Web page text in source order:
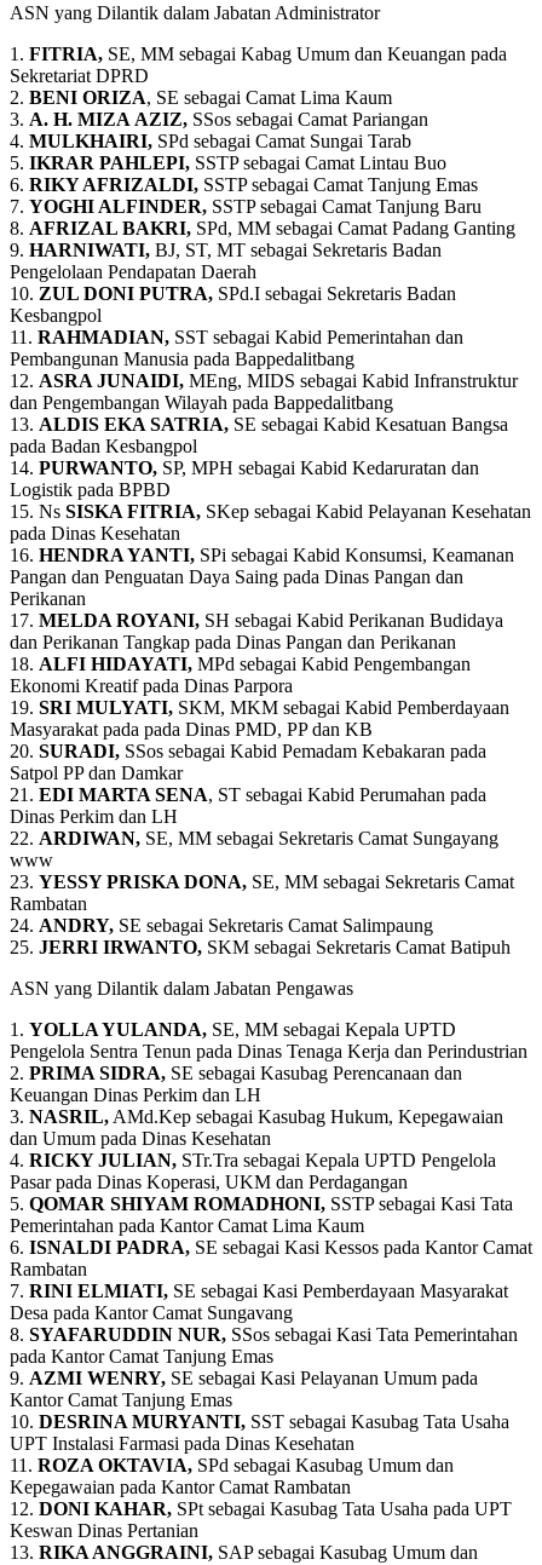
ASN yang Dilantik dalam Jabatan Administrator
1. FITRIA, SE, MM sebagai Kabag Umum dan Keuangan pada
Sekretariat DPRD
2. BENI ORIZA, SE sebagai Camat Lima Kaum
3. Α. Η. ΜΙΖΑ AZIZ, SSos sebagai Camat Pariangan
4. MULKHAIRI, SPd sebagai Camat Sungai Tarab
5. IKRAR PAHLEPI, SSTP sebagai Camat Lintau Buo
6. RIKY AFRIZALDI, SSTP sebagai Camat Tanjung Emas
7. YOGHI ALFINDER, SSTP sebagai Camat Tanjung Baru
8. AFRIZAL BAKRI, SPd, MM sebagai Camat Padang Ganting
9. HARNIWATI, BJ, ST, MT sebagai Sekretaris Badan
Pengelolaan Pendapatan Daerah
10. ZUL DONI PUTRA, SPd.I sebagai Sekretaris Badan
Kesbangpol
11. RAHMADIAN, SST sebagai Kabid Pemerintahan dan
Pembangunan Manusia pada Bappedalitbang
12. ASRA JUNAIDI, MEng, MIDS sebagai Kabid Infranstruktur
dan Pengembangan Wilayah pada Bappedalitbang
13. ALDIS EKA SATRIA, SE sebagai Kabid Kesatuan Bangsa
pada Badan Kesbangpol
14. PURWANTO, SP, MPH sebagai Kabid Kedaruratan dan
Logistik pada BPBD
15. Ns SISKA FITRIA, SKep sebagai Kabid Pelayanan Kesehatan
pada Dinas Kesehatan
16. HENDRA YANTI, SPi sebagai Kabid Konsumsi, Keamanan
Pangan dan Penguatan Daya Saing pada Dinas Pangan dan
Perikanan
17. MELDA ROYANI, SH sebagai Kabid Perikanan Budidaya
dan Perikanan Tangkap pada Dinas Pangan dan Perikanan
18. ALFI HIDAYATI, MPd sebagai Kabid Pengembangan
Ekonomi Kreatif pada Dinas Parpora
19. SRI MULYATI, SKM, MKM sebagai Kabid Pemberdayaan
Masyarakat pada pada Dinas PMD, PP dan KB
20. SURADI, SSos sebagai Kabid Pemadam Kebakaran pada
Satpol PP dan Damkar
21. EDI MARTA SENA, ST sebagai Kabid Perumahan pada
Dinas Perkim dan LH
22. ARDIWAN, SE, MM sebagai Sekretaris Camat Sungayang
www
23. YESSY PRISKA DONA, SE, MM sebagai Sekretaris Camat
Rambatan
24. ANDRY, SE sebagai Sekretaris Camat Salimpaung
25. JERRI IRWANTO, SKM sebagai Sekretaris Camat Batipuh
ASN yang Dilantik dalam Jabatan Pengawas
1. YOLLA YULANDA, SE, MM sebagai Kepala UPTD
Pengelola Sentra Tenun pada Dinas Tenaga Kerja dan Perindustrian
2. PRIMA SIDRA, SE sebagai Kasubag Perencanaan dan
Keuangan Dinas Perkim dan LH
3. NASRIL, AMd.Kep sebagai Kasubag Hukum, Kepegawaian
dan Umum pada Dinas Kesehatan
4. RICKY JULIAN, STr.Tra sebagai Kepala UPTD Pengelola
Pasar pada Dinas Koperasi, UKM dan Perdagangan
5. QOMAR SHIYAM ROMADHONI, SSTP sebagai Kasi Tata
Pemerintahan pada Kantor Camat Lima Kaum
6. ISNALDI PADRA, SE sebagai Kasi Kessos pada Kantor Camat
Rambatan
7. RINI ELMIATI, SE sebagai Kasi Pemberdayaan Masyarakat
Desa pada Kantor Camat Sungavang
8. SYAFARUDDIN NUR, SSos sebagai Kasi Tata Pemerintahan
pada Kantor Camat Tanjung Emas
9. AZMI WENRY, SE sebagai Kasi Pelayanan Umum pada
Kantor Camat Tanjung Emas
10. DESRINA MURYANTI, SST sebagai Kasubag Tata Usaha
UPT Instalasi Farmasi pada Dinas Kesehatan
11. ROZA OKTAVIA, SPd sebagai Kasubag Umum dan
Kepegawaian pada Kantor Camat Rambatan
12. DONI KAHAR, SPt sebagai Kasubag Tata Usaha pada UPT
Keswan Dinas Pertanian
13. RIKA ANGGRAINI, SAP sebagai Kasubag Umum dan